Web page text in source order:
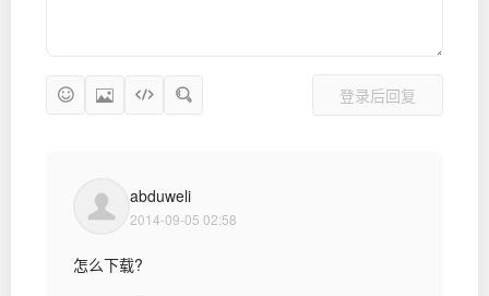
登录后回复
abduweli
2014-09-05 02:58
怎么下载?